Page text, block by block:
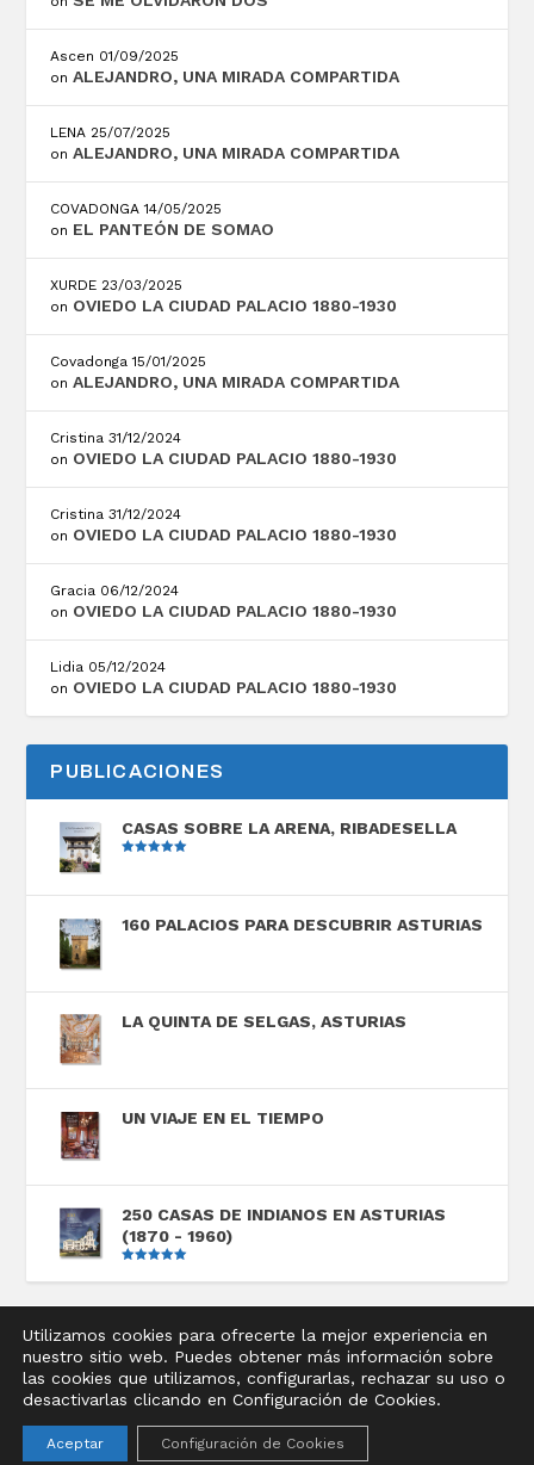
Ascen 01/09/2025
onALEJANDRO, UNA MIRADA COMPARTIDA
LENA 25/07/2025
onALEJANDRO, UNA MIRADA COMPARTIDA
COVADONGA 14/05/2025
on EL PANTEÓN DE SOMAO
XURDE 23/03/2025
on OVIEDO LA CIUDAD PALACIO 1880-1930
Covadonga 15/01/2025
onALEJANDRO, UNA MIRADA COMPARTIDA
Cristina 31/12/2024
on OVIEDO LA CIUDAD PALACIO 1880-1930
Cristina 31/12/2024
on OVIEDO LA CIUDAD PALACIO 1880-1930
Gracia 06/12/2024
on OVIEDO LA CIUDAD PALACIO 1880-1930
Lidia 05/12/2024
on OVIEDO LA CIUDAD PALACIO 1880-1930
PUBLICACIONES
CASAS SOBRE LA ARENA, RIBADESELLA
5
160 PALACIOS PARA DESCUBRIR ASTURIAS
LA QUINTA DE SELGAS, ASTURIAS
UN VIAJE EN EL TIEMPO
250 CASAS DE INDIANOS EN ASTURIAS
(1870 - 1960)
5
Diseñado porElegant Themes| Desarrollado por
WordPress
Aviso legal
Política de privacidad
Política de cookies
Condiciones de compra
Utilizamos cookies para ofrecerte la mejor experiencia en
nuestro sitio web. Puedes obtener más información sobre
las cookies que utilizamos, configurarlas, rechazar su uso o
desactivarlas clicando en Configuración de Cookies.
Aceptar Configuración de Cookies